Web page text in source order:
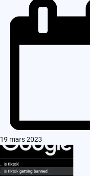
19 mars 2023